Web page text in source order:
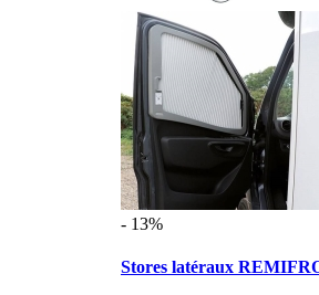
- 13%
Stores latéraux